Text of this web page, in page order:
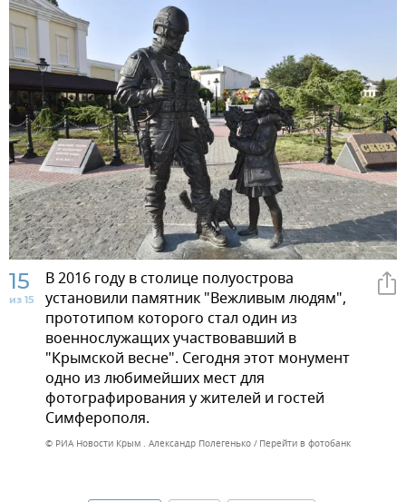
15
из 15
В 2016 году в столице полуострова
установили памятник "Вежливым людям",
прототипом которого стал один из
военнослужащих участвовавший в
"Крымской весне". Сегодня этот монумент
одно из любимейших мест для
фотографирования у жителей и гостей
Симферополя.
© РИА Новости Крым . Александр Полегенько Перейти в фотобанк